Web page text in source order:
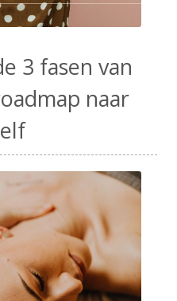
3 fasen van
naar